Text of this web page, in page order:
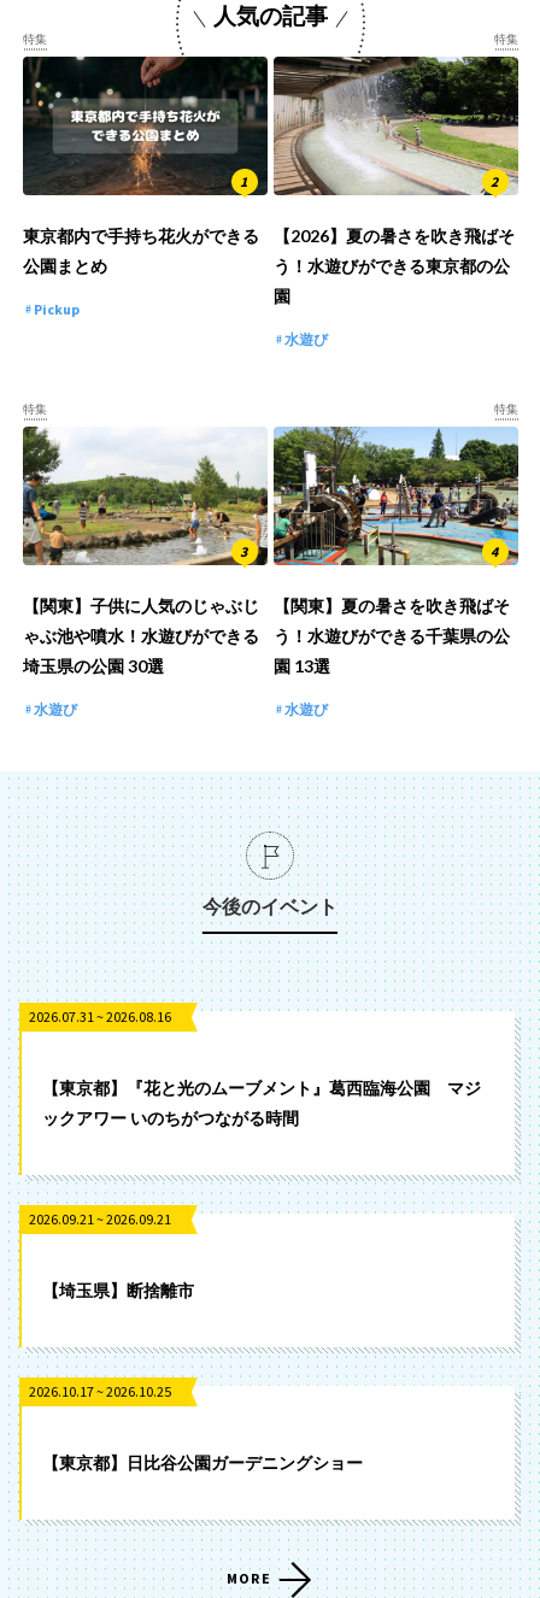
人気の記事
特集
東京都内で手持ち花火ができる
公園まとめ
Pickup
特集
【2026】夏の暑さを吹き飛ばそ
う！水遊びができる東京都の公
園
水遊び
特集
【関東】子供に人気のじゃぶじ
ゃぶ池や噴水！水遊びができる
埼玉県の公園 30選
水遊び
特集
【関東】夏の暑さを吹き飛ばそ
う！水遊びができる千葉県の公
園 13選
水遊び
今後のイベント
2026.07.31 ~ 2026.08.16
【東京都】『花と光のムーブメント』葛西臨海公園 マジ
ックアワー いのちがつながる時間
2026.09.21 ~ 2026.09.21
【埼玉県】断捨離市
2026.10.17 ~ 2026.10.25
【東京都】日比谷公園ガーデニングショー
MORE